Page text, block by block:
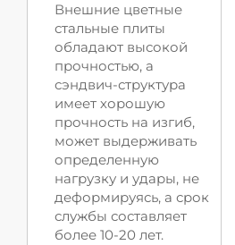
Внешние цветные
стальные плиты
обладают высокой
прочностью, а
сэндвич-структура
имеет хорошую
прочность на изгиб,
может выдерживать
определенную
нагрузку и удары, не
деформируясь, а срок
службы составляет
более 10-20 лет.